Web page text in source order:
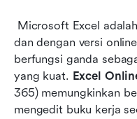
dan dengan versi
berfungsi ganda
yang kuat. Excel
365) memungkinkan
mengedit buku kerja